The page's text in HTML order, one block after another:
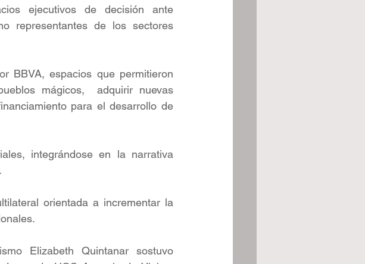
ejecutivos de decisión ante
representantes de los sectores
BBVA, espacios que permitieron
mágicos,  adquirir nuevas
para el desarrollo de
integrándose en la narrativa
orientada a incrementar la
Elizabeth Quintanar sostuvo